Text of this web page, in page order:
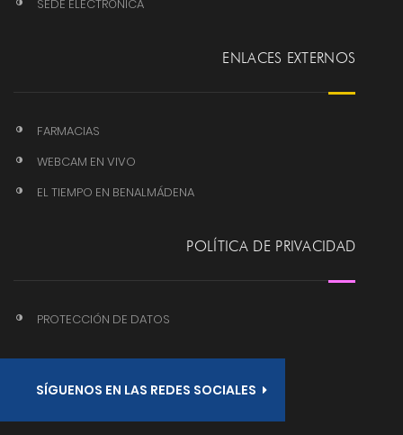
SEDE ELECTRÓNICA
ENLACES EXTERNOS
FARMACIAS
WEBCAM EN VIVO
EL TIEMPO EN BENALMÁDENA
POLÍTICA DE PRIVACIDAD
PROTECCIÓN DE DATOS
SÍGUENOS EN LAS REDES SOCIALES